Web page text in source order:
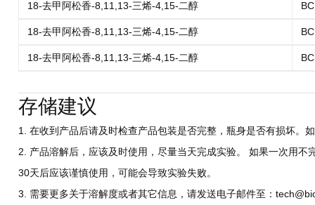
18-去甲阿松香-8,11,13-三烯-4,15-二醇
18-去甲阿松香-8,11,13-三烯-4,15-二醇
18-去甲阿松香-8,11,13-三烯-4,15-二醇
存储建议
1. 在收到产品后请及时检查产品包装是否完整，瓶身是否有损坏。
2. 产品溶解后，应该及时使用，尽量当天完成实验。 如果一次用
30天后应该谨慎使用，可能会导致实验失败。
3. 需要更多关于溶解度或者其它信息，请发送电子邮件至：